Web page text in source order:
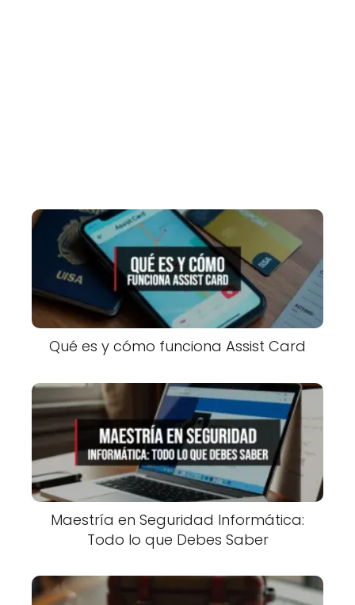
Qué es y cómo funciona Assist Card
Maestría en Seguridad Informática:
Todo lo que Debes Saber